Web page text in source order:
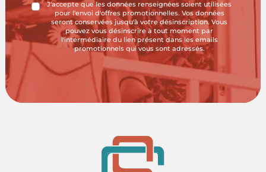
J'accepte que les données renseignées soient utilisées
pour l'envoi d'offres promotionnelles. Vos données
seront conservées jusqu'à votre désinscription. Vous
pouvez vous désinscrire à tout moment par
l'intermédiaire du lien présent dans les emails
promotionnels qui vous sont adressés.